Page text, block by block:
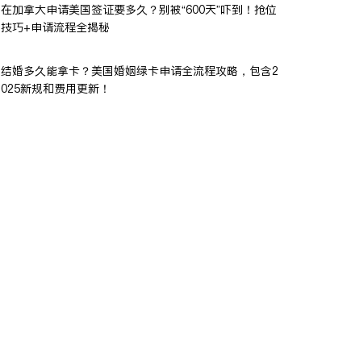
在加拿大申请美国签证要多久？别被“600天”吓到！抢位
技巧+申请流程全揭秘
结婚多久能拿卡？美国婚姻绿卡申请全流程攻略，包含2
025新规和费用更新！